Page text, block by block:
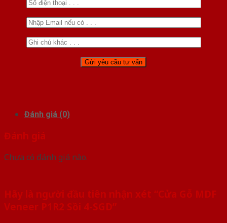
Đánh giá (0)
Đánh giá
Chưa có đánh giá nào.
Hãy là người đầu tiên nhận xét “Cửa Gỗ MDF
Veneer P1R2 Sồi 4-SGD”